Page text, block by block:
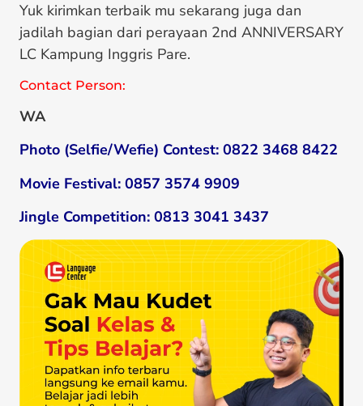
Yuk kirimkan terbaik mu sekarang juga dan
jadilah bagian dari perayaan 2nd ANNIVERSARY
LC Kampung Inggris Pare.
Contact Person:
WA
Photo (Selfie/Wefie) Contest: 0822 3468 8422
Movie Festival: 0857 3574 9909
Jingle Competition: 0813 3041 3437